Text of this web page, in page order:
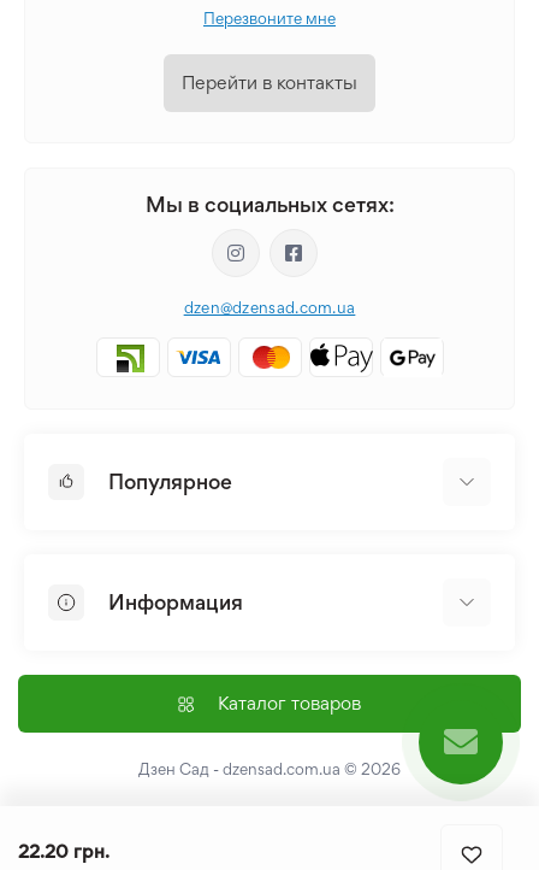
22.20 грн.
Перезвоните мне
Перейти в контакты
Мы в социальных сетях:
dzen@dzensad.com.ua
Популярное
Лилия
Семена
Информация
Доставка и оплата
Контакты
Каталог товаров
Дзен Сад - dzensad.com.ua © 2026